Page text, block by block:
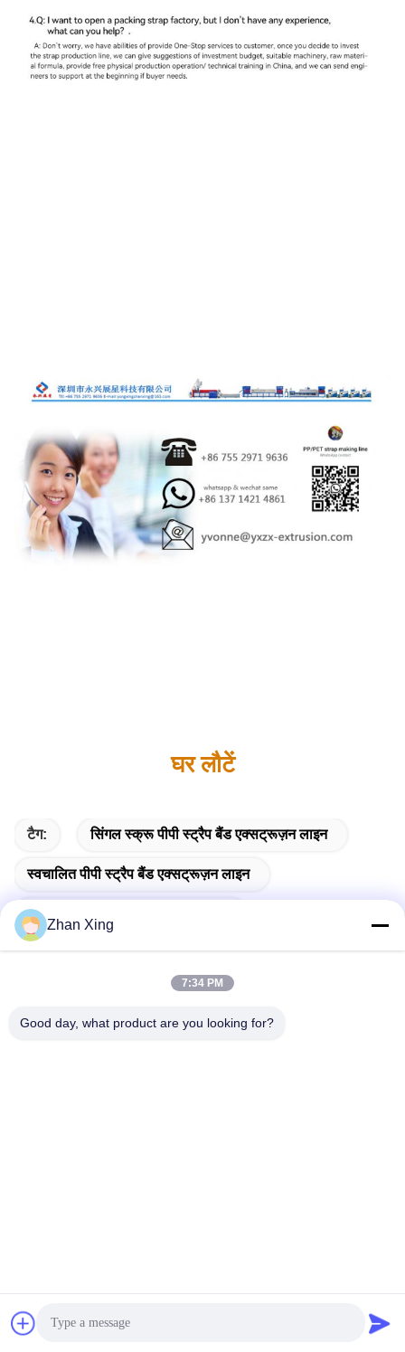
घर लौटें
टैग: सिंगल स्क्रू पीपी स्ट्रैप बैंड एक्सट्रूज़न लाइन
स्वचालित पीपी स्ट्रैप बैंड एक्सट्रूज़न लाइन
9 मिमी पीपी स्ट्रैप बैंड एक्सट्रूज़न लाइन
संबंधित उत्पाद
सबसे अच्छी कीमत पाएं
Zhan Xing
7:34 PM
Good day, what product are you looking for?